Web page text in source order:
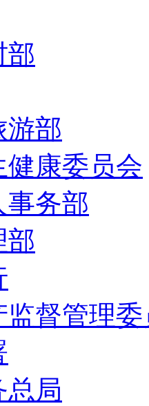
部
游部
健康委员会
事务部
部
监督管理
总局